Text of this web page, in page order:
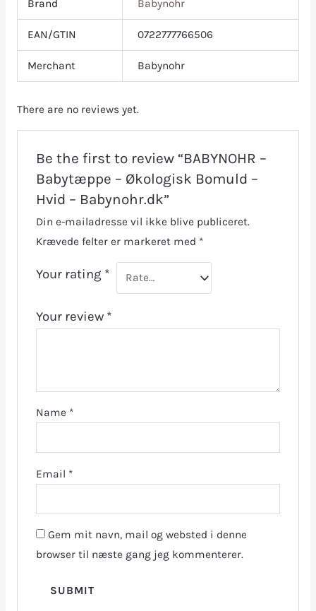
Brand Babynohr
EAN/GTIN 0722777766506
Merchant Babynohr
There are no reviews yet.
Be the first to review “BABYNOHR –
Babytæppe – Økologisk Bomuld –
Hvid – Babynohr.dk”
Din e-mailadresse vil ikke blive publiceret.
Krævede felter er markeret med *
Your rating *
Your review *
Name *
Email *
Gem mit navn, mail og websted i denne
browser til næste gang jeg kommenterer.